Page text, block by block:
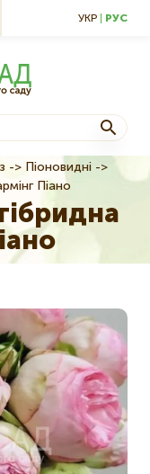
УКР РУС
Піоновидні
Піано